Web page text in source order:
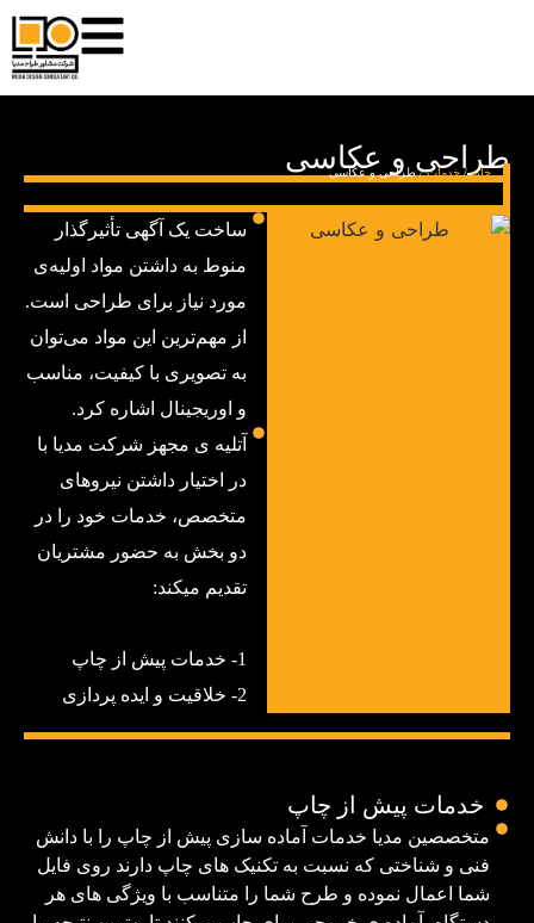
طراحی و عکاسی
خانه/خدمات/طراحی و عکاسی
ساخت یک آگهی تأثیرگذار
منوط به داشتن مواد اولیه‌ی
مورد نیاز برای طراحی است.
از مهم‌ترین این مواد می‌توان
به تصویری با کیفیت، مناسب
و اوریجینال اشاره کرد.
آتلیه ی مجهز شرکت مدیا با
در اختیار داشتن نیروهای
متخصص، خدمات خود را در
دو بخش به حضور مشتریان
تقدیم میکند:
1- خدمات پیش از چاپ
2- خلاقیت و ایده پردازی
خدمات پیش از چاپ
متخصصین مدیا خدمات آماده سازی پیش از چاپ را با دانش
فنی و شناختی که نسبت به تکنیک های چاپ دارند روی فایل
شما اعمال نموده و طرح شما را متناسب با ویژگی های هر